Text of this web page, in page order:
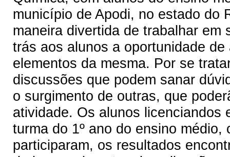
município de Apodi, no estado do
maneira divertida de trabalhar em
trás aos alunos a oportunidade
elementos da mesma. Por se
discussões que podem sanar
o surgimento de outras, que
atividade. Os alunos licenciandos
turma do 1º ano do ensino
participaram, os resultados